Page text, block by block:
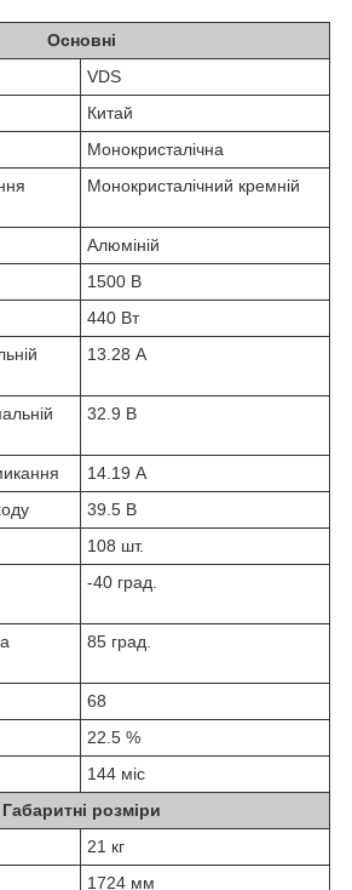
Основні
VDS
Китай
Монокристалічна
Монокристалічний кремній
Алюміній
1500 В
440 Вт
13.28 А
32.9 В
14.19 А
39.5 В
108 шт.
-40 град.
85 град.
68
22.5 %
144 міс
Габаритні розміри
21 кг
1724 мм